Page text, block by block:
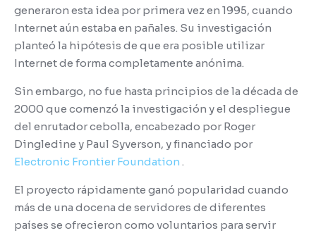
generaron esta idea por primera vez en 1995, cuando
Internet aún estaba en pañales. Su investigación
planteó la hipótesis de que era posible utilizar
Internet de forma completamente anónima.
Sin embargo, no fue hasta principios de la década de
2000 que comenzó la investigación y el despliegue
del enrutador cebolla, encabezado por Roger
Dingledine y Paul Syverson, y financiado por
Electronic Frontier Foundation .
El proyecto rápidamente ganó popularidad cuando
más de una docena de servidores de diferentes
países se ofrecieron como voluntarios para servir